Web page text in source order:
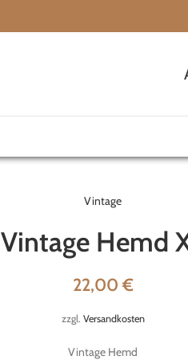
Vintage
Vintage Hemd
22,00€
zzgl. Versandkosten
Vintage Hemd